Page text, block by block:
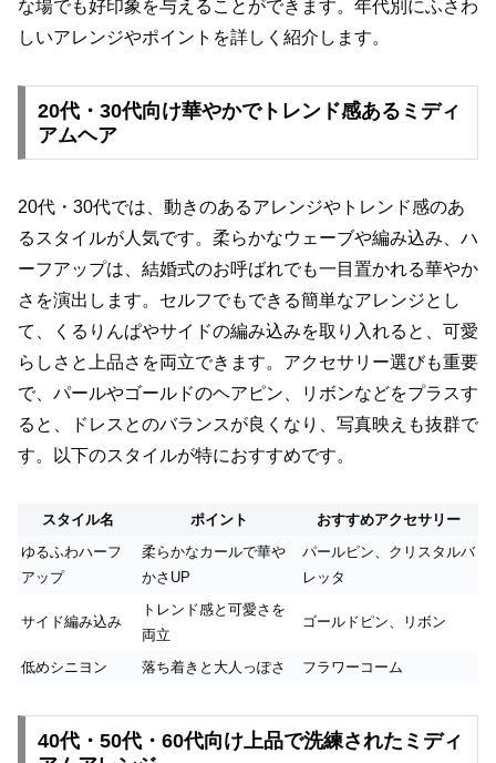
な場でも好印象を与えることができます。年代別にふさわ
しいアレンジやポイントを詳しく紹介します。
20代・30代向け華やかでトレンド感あるミディ
アムヘア
20代・30代では、動きのあるアレンジやトレンド感のあ
るスタイルが人気です。柔らかなウェーブや編み込み、ハ
ーフアップは、結婚式のお呼ばれでも一目置かれる華やか
さを演出します。セルフでもできる簡単なアレンジとし
て、くるりんぱやサイドの編み込みを取り入れると、可愛
らしさと上品さを両立できます。アクセサリー選びも重要
で、パールやゴールドのヘアピン、リボンなどをプラスす
ると、ドレスとのバランスが良くなり、写真映えも抜群で
す。以下のスタイルが特におすすめです。
スタイル名 ポイント
おすすめアクセサリー
ゆるふわハーフ
アップ
柔らかなカールで華や
かさUP
パールピン、クリスタルバ
レッタ
サイド編み込み
トレンド感と可愛さを
両立
ゴールドピン、リボン
低めシニヨン 落ち着きと大人っぽさ フラワーコーム
40代・50代・60代向け上品で洗練されたミディ